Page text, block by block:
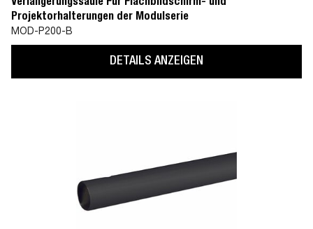
Verlängerungssäule Für Flachbildschirm- und
Projektorhalterungen der Modulserie
MOD-P200-B
DETAILS ANZEIGEN